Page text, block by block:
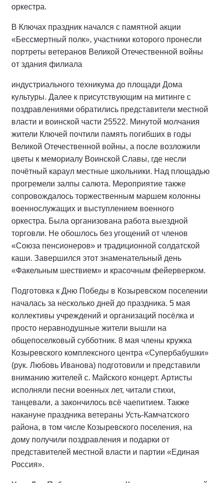
оркестра.
В Ключах праздник начался с памятной акции
«Бессмертный полк», участники которого пронесли
портреты ветеранов Великой Отечественной войны
от здания филиала
индустриального техникума до площади Дома
культуры. Далее к присутствующим на митинге с
поздравлениями обратились представители местной
власти и воинской части 25522. Минутой молчания
жители Ключей почтили память погибших в годы
Великой Отечественной войны, а после возложили
цветы к мемориалу Воинской Славы, где несли
почётный караул местные школьники. Над площадью
прогремели залпы салюта. Мероприятие также
сопровождалось торжественным маршем колонны
военнослужащих и выступлением военного
оркестра. Была организована работа выездной
торговли. Не обошлось без угощений от членов
«Союза пенсионеров» и традиционной солдатской
каши. Завершился этот знаменательный день
«Факельным шествием» и красочным фейерверком.
Подготовка к Дню Победы в Козыревском поселении
началась за несколько дней до праздника. 5 мая
коллективы учреждений и организаций посёлка и
просто неравнодушные жители вышли на
общепоселковый субботник. 8 мая члены кружка
Козыревского комплексного центра «Супербабушки»
(рук. Любовь Иванова) подготовили и представили
вниманию жителей с. Майского концерт. Артисты
исполняли песни военных лет, читали стихи,
танцевали, а закончилось всё чаепитием. Также
накануне праздника ветераны Усть-Камчатского
района, в том числе Козыревского поселения, на
дому получили поздравления и подарки от
представителей местной власти и партии «Единая
Россия».